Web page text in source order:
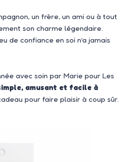
un frère, un ami ou à tout
son charme légendaire.
de confiance en soi n’a jamais
avec soin par Marie pour Les
amusant et facile à
pour faire plaisir à coup sûr.